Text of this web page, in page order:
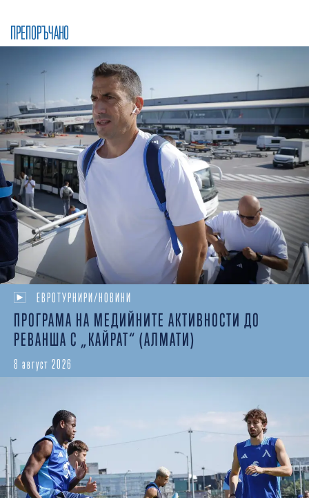
ПРЕПОРЪЧАНО
ЕВРОТУРНИРИ/НОВИНИ
ПРОГРАМА НА МЕДИЙНИТЕ АКТИВНОСТИ ДО
РЕВАНША С „КАЙРАТ“ (АЛМАТИ)
8 август 2026